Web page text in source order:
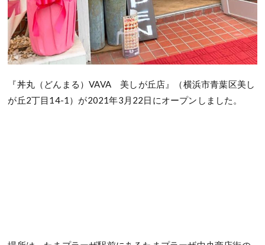
『丼丸（どんまる）VAVA 美しが丘店』（横浜市青葉区美し
が丘2丁目14-1）が2021年3月22日にオープンしました。